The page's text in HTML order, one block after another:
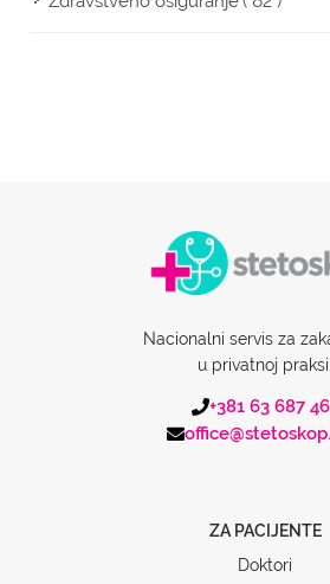
Nacionalni servis za
u privatnoj praksi.
+381 63 687
ZA PACIJENTE
Doktori